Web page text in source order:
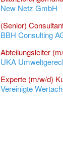
New Netz GmbH
(Senior)
BBH Consulting
Abteilungsleiter
UKA
Experte (m/w/d)
Vereinigte